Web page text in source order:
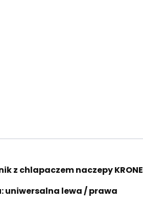
z chlapaczem naczepy KRONE
uniwersalna lewa / prawa